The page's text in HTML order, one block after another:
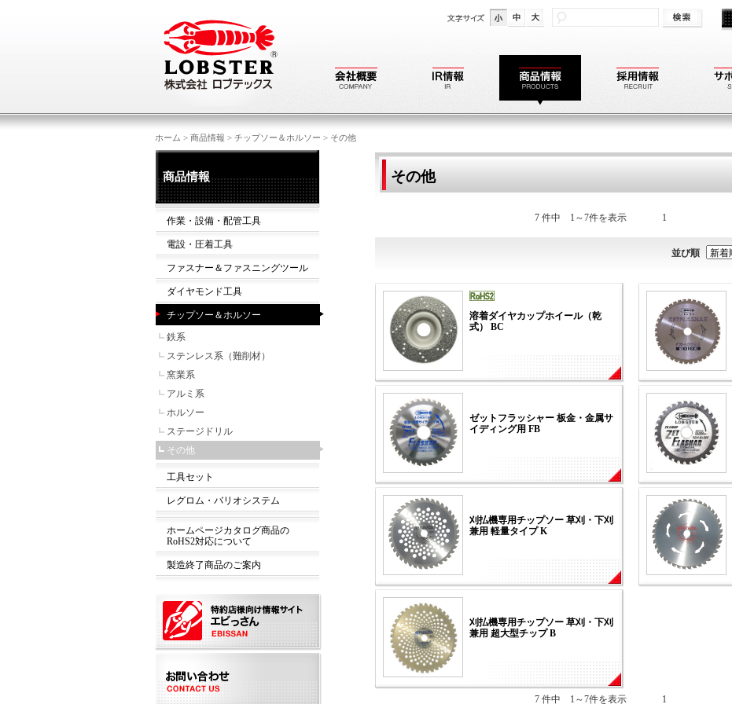
ホーム > 商品情報 > チップソー＆ホルソー > その他
その他
7 件中 1～7件を表示 1
並び順
溶着ダイヤカップホイール（乾
式） BC
ゼットフラッシャー 板金・金属サ
イディング用 FB
刈払機専用チップソー 草刈・下刈
兼用 軽量タイプ K
刈払機専用チップソー 草刈・下刈
兼用 超大型チップ B
7 件中 1～7件を表示 1
商品情報
作業・設備・配管工具
電設・圧着工具
ファスナー＆ファスニングツール
ダイヤモンド工具
チップソー＆ホルソー
鉄系
ステンレス系（難削材）
窯業系
アルミ系
ホルソー
ステージドリル
その他
工具セット
レグロム・バリオシステム
ホームページカタログ商品の
RoHS2対応について
製造終了商品のご案内